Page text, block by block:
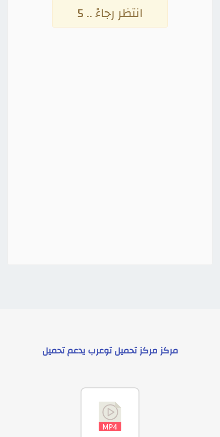
انتظر رجاءً .. 5
مركزمركز تحميل توعرب يدعمتحميل